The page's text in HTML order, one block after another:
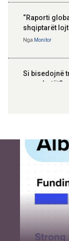
“Raporti
shqiptarët
Nga Monitor
Si bisedojnë
me robotët?
inteligjente
Nga Or Shalom